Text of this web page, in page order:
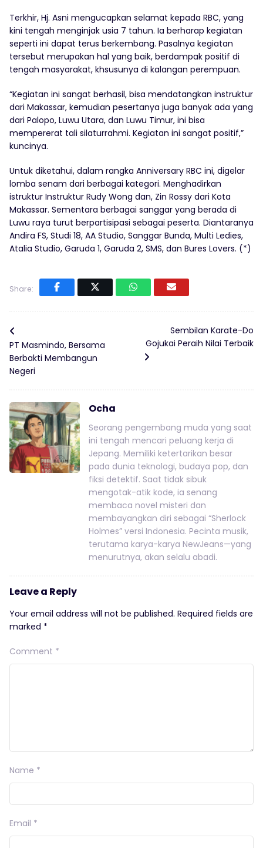
Terkhir, Hj. Asni mengucapkan selamat kepada RBC, yang
kini tengah menginjak usia 7 tahun. Ia berharap kegiatan
seperti ini dapat terus berkembang. Pasalnya kegiatan
tersebut merupakan hal yang baik, berdampak positif di
tengah masyarakat, khsusunya di kalangan perempuan.
“Kegiatan ini sangat berhasil, bisa mendatangkan instruktur
dari Makassar, kemudian pesertanya juga banyak ada yang
dari Palopo, Luwu Utara, dan Luwu Timur, ini bisa
mempererat tali silaturrahmi. Kegiatan ini sangat positif,”
kuncinya.
Untuk diketahui, dalam rangka Anniversary RBC ini, digelar
lomba senam dari berbagai kategori. Menghadirkan
istruktur Instruktur Rudy Wong dan, Zin Rossy dari Kota
Makassar. Sementara berbagai sanggar yang berada di
Luwu raya turut berpartisipasi sebagai peserta. Diantaranya
Andira FS, Studi 18, AA Studio, Sanggar Bunda, Multi Ledies,
Atalia Studio, Garuda 1, Garuda 2, SMS, dan Bures Lovers. (*)
Share:
PT Masmindo, Bersama
Berbakti Membangun
Negeri
Sembilan Karate-Do
Gojukai Peraih Nilai Terbaik
Ocha
Seorang pengembang muda yang saat
ini tengah mencari peluang kerja di
Jepang. Memiliki ketertarikan besar
pada dunia teknologi, budaya pop, dan
fiksi detektif. Saat tidak sibuk
mengotak-atik kode, ia senang
membaca novel misteri dan
membayangkan diri sebagai “Sherlock
Holmes” versi Indonesia. Pecinta musik,
terutama karya-karya NewJeans—yang
menurutnya, akan selalu abadi.
Leave a Reply
Your email address will not be published. Required fields are
marked *
Comment *
Name *
Email *